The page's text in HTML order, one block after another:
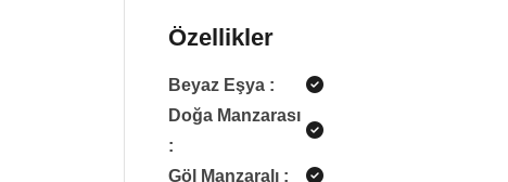
Özellikler
Beyaz Eşya :
Doğa Manzarası
:
Göl Manzaralı :